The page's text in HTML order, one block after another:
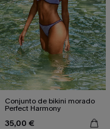
Conjunto de bikini morado
Perfect Harmony
35,00 €